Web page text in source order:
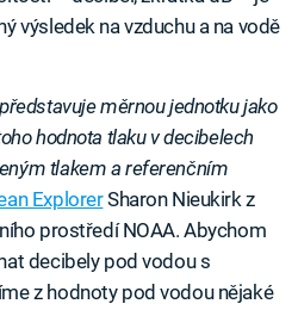
výsledek na vzduchu a na vodě
měrnou jednotku jako
hodnota tlaku v decibelech
tlakem a referenčním
ExplorerSharon Nieukirk z
prostředí NOAA. Abychom
decibely pod vodou s
z hodnoty pod vodou nějaké